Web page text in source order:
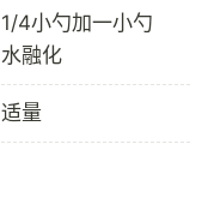
1/4小勺加一小勺
水融化
适量